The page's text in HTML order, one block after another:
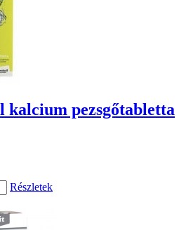
kalcium pezsgőtabletta
Részletek